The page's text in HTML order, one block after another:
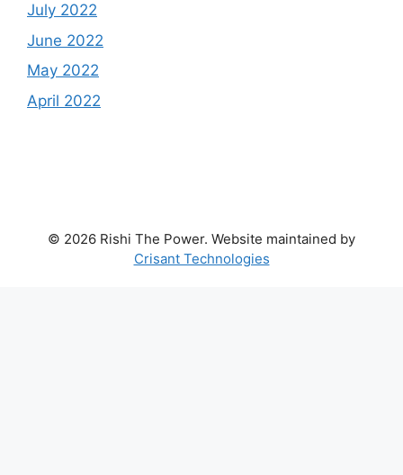
July 2022
June 2022
May 2022
April 2022
© 2026 Rishi The Power. Website maintained by
Crisant Technologies